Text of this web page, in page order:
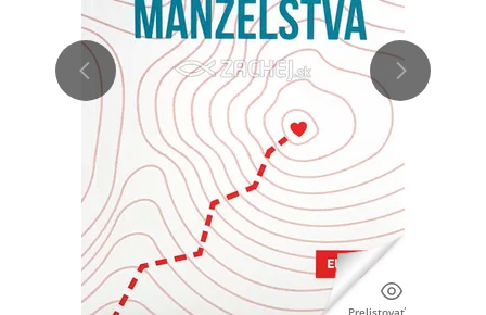
Prelistovať